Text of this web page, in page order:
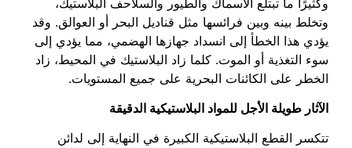
وتخلط بينه وبين فرائسها مثل قناديل البحر أو العوالق. وقد
يؤدي هذا الخطأ إلى انسداد جهازها الهضمي، مما يؤدي إلى
سوء التغذية أو الموت. كلما زاد البلاستيك في المحيط، زاد
الخطر على الكائنات البحرية على جميع المستويات.
الآثار طويلة الأجل للمواد البلاستيكية الدقيقة
تتكسر القطع البلاستيكية الكبيرة في النهاية إلى لدائن